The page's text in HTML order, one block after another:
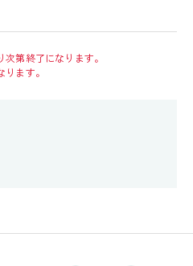
第終了になります。
ます。